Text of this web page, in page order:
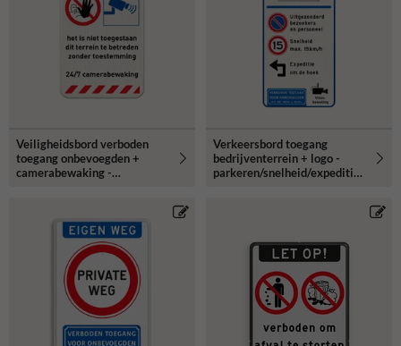
Veiligheidsbord verboden
toegang onbevoegden +
camerabewaking -
Verkeersbord toegang
bedrijventerrein + logo -
parkeren/snelheid/expeditie